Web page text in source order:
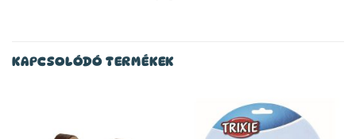
KAPCSOLÓDÓ TERMÉKEK